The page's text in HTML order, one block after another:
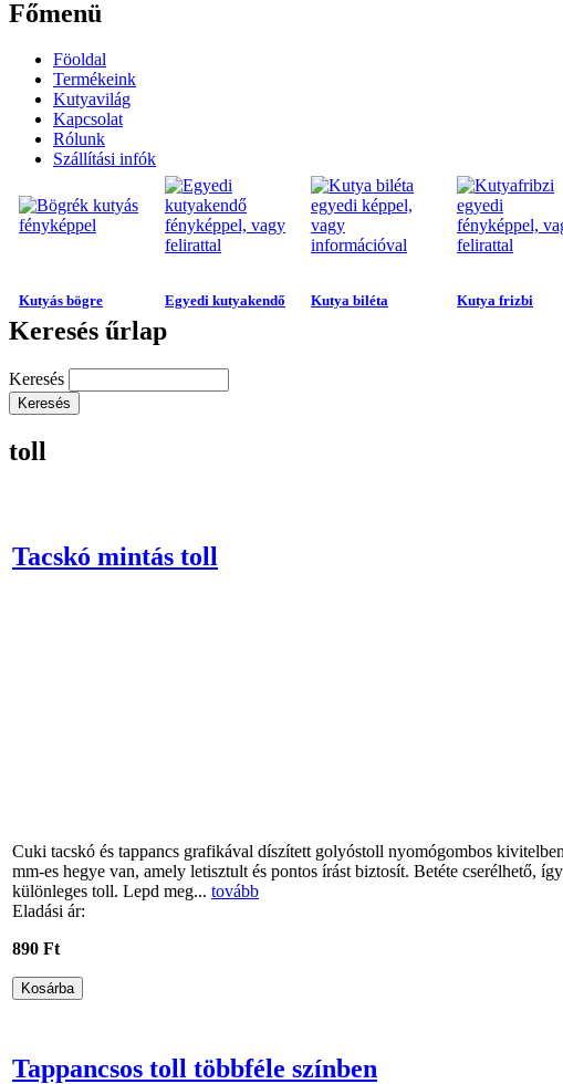
Főmenü
Föoldal
Termékeink
Kutyavilág
Kapcsolat
Rólunk
Szállítási infók
Kutyás bögre Egyedi kutyakendő Kutya biléta Kutya frizbi
Keresés űrlap
Keresés
toll
Tacskó mintás toll
Cuki tacskó és tappancs grafikával díszített golyóstoll nyomógombos
mm-es hegye van, amely letisztult és pontos írást biztosít. Betéte cserélhető,
különleges toll. Lepd meg... tovább
Eladási ár:
890 Ft
Tappancsos toll többféle színben